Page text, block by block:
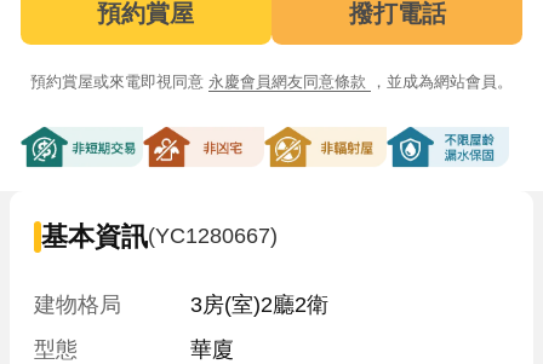
預約賞屋 撥打電話
預約賞屋或來電即視同意 永慶會員網友同意條款 ，並成為網站會員。
基本資訊(YC1280667)
建物格局
3房(室)2廳2衛
型態
華廈